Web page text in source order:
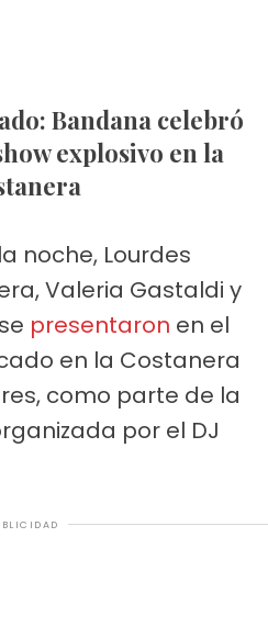
explosivo en la
noche, Lourdes
Valeria Gastaldi y
presentaron en el
en la Costanera
como parte de la
por el DJ